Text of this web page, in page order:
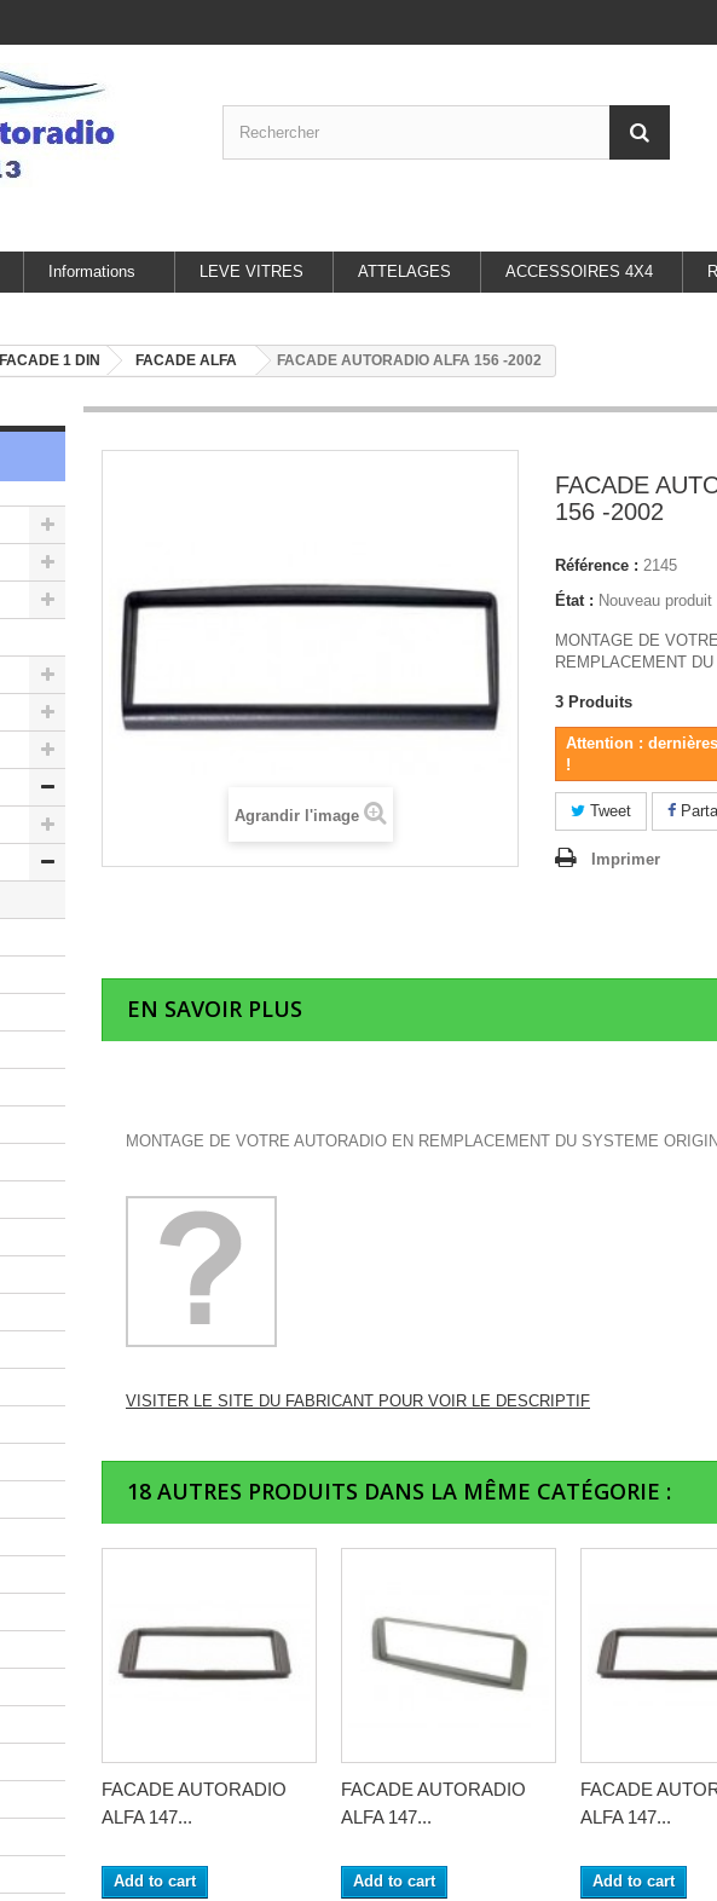
Informations LEVE VITRES ATTELAGES ACCESSOIRES 4X4
FACADE 1 DIN FACADE ALFA FACADE AUTORADIO ALFA 156 -2002
Agrandir l'image
FACADE
156 -2002
Référence : 2145
État : Nouveau produit
MONTAGE DE
REMPLACEMENT
3 Produits
Attention :
!
Tweet
Imprimer
EN SAVOIR PLUS
MONTAGE DE VOTRE AUTORADIO EN REMPLACEMENT DU SYSTEME
VISITER LE SITE DU FABRICANT POUR VOIR LE DESCRIPTIF
18 AUTRES PRODUITS DANS LA MÊME CATÉGORIE :
FACADE AUTORADIO
ALFA 147...
Add to cart
FACADE AUTORADIO
ALFA 147...
Add to cart
FACADE
ALFA 147...
Add to cart